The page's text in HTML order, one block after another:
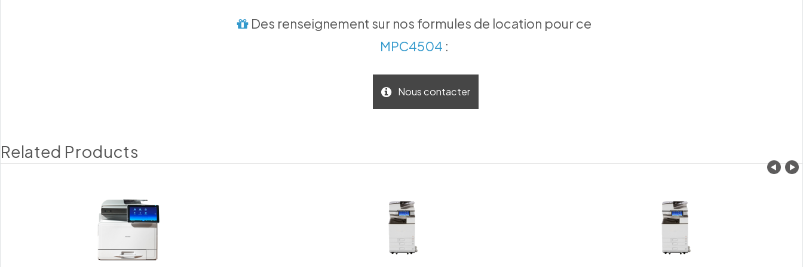
Des renseignement sur nos formules de location pour ce
MPC4504 :
Nous contacter
Related Products